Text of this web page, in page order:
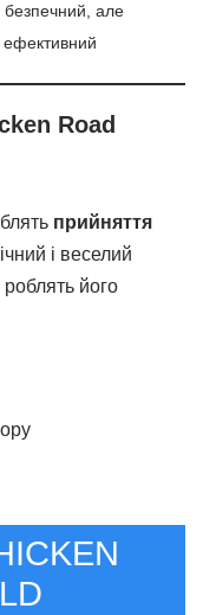
безпечний, але
Road
прийняття
і веселий
роблять його